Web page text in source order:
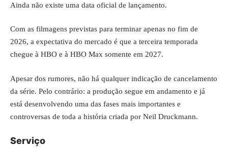
Ainda não existe uma data oficial de lançamento.
Com as filmagens previstas para terminar apenas no fim de
2026, a expectativa do mercado é que a terceira temporada
chegue à HBO e à HBO Max somente em 2027.
Apesar dos rumores, não há qualquer indicação de cancelamento
da série. Pelo contrário: a produção segue em andamento e já
está desenvolvendo uma das fases mais importantes e
controversas de toda a história criada por Neil Druckmann.
Serviço